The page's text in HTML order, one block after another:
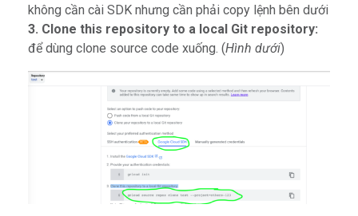
không cần cài SDK nhưng cần phải copy lệnh bên dưới
3. Clone this repository to a local Git repository:
để dùng clone source code xuống. (Hình dưới)